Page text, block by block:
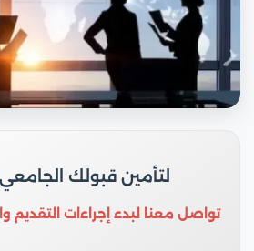
لتأمين قبولك
تواصل معنا لبدء إجراءات التقديم